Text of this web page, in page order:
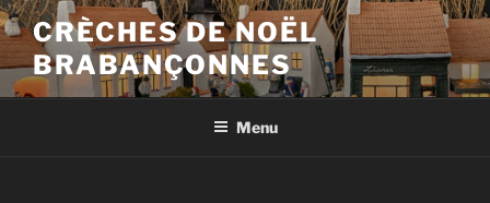
Aller
au
contenu
principal
CRÈCHES DE NOËL
BRABANÇONNES
Menu